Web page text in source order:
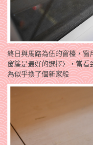
終日與馬路為伍的窗檯，窗
窗簾是最好的選擇〉，當看
為似乎換了個新家般